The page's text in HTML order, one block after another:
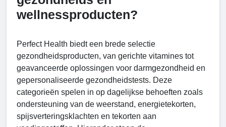
wellnessproducten?
Perfect Health biedt een brede selectie
gezondheidsproducten, van gerichte vitamines tot
geavanceerde oplossingen voor darmgezondheid en
gepersonaliseerde gezondheidstests. Deze
categorieën spelen in op dagelijkse behoeften zoals
ondersteuning van de weerstand, energietekorten,
spijsverteringsklachten en tekorten aan